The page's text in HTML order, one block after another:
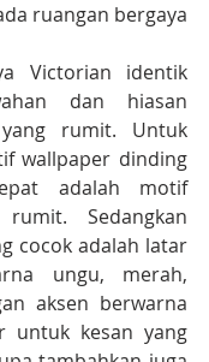
ruangan bergaya
Victorian identik
dan hiasan
rumit. Untuk
wallpaper dinding
adalah motif
Sedangkan
cocok adalah latar
ungu, merah,
aksen berwarna
untuk kesan yang